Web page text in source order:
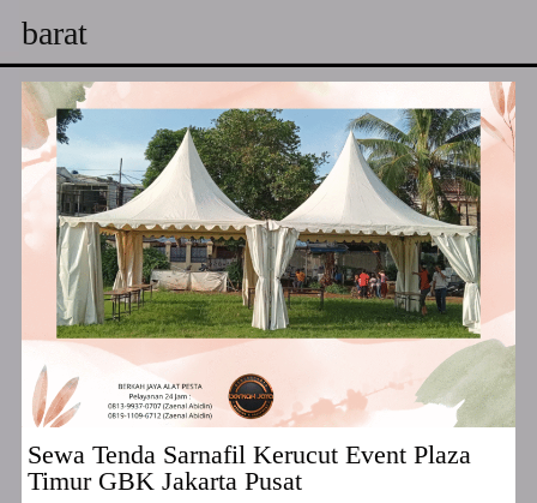
barat
Sewa Tenda Sarnafil Kerucut Event Plaza
Timur GBK Jakarta Pusat